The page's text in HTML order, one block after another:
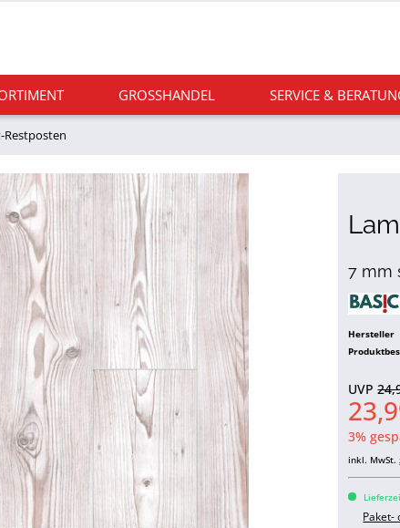
GROSSHANDEL SERVICE &
Restposten
7 mm
Hersteller
UVP
3%
inkl. MwSt.
Paket-